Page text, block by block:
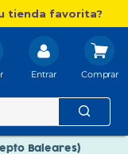
tienda favorita?
Entrar
Baleares)